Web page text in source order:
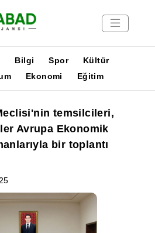
Bilgi Spor
Kültür
Ekonomi Eğitim
temsilcileri,
Avrupa Ekonomik
bir toplantı